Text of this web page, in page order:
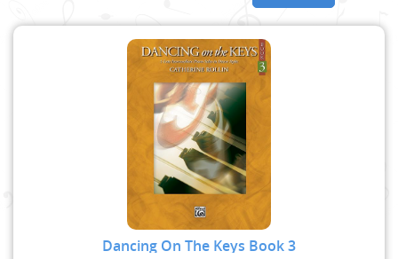
Dancing On The Keys Book 3